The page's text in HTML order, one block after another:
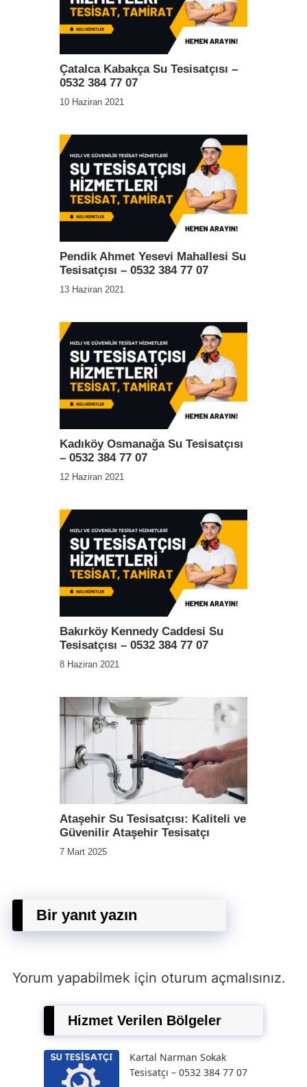
Çatalca Kabakça Su Tesisatçısı –
0532 384 77 07
10 Haziran 2021
Pendik Ahmet Yesevi Mahallesi Su
Tesisatçısı – 0532 384 77 07
13 Haziran 2021
Kadıköy Osmanağa Su Tesisatçısı
– 0532 384 77 07
12 Haziran 2021
Bakırköy Kennedy Caddesi Su
Tesisatçısı – 0532 384 77 07
8 Haziran 2021
Ataşehir Su Tesisatçısı: Kaliteli ve
Güvenilir Ataşehir Tesisatçı
7 Mart 2025
Bir yanıt yazın
Yorum yapabilmek için oturum açmalısınız.
Hizmet Verilen Bölgeler
Kartal Narman Sokak
Tesisatçı – 0532 384 77 07